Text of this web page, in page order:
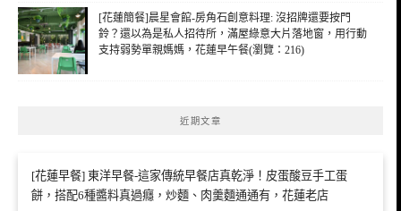
[花蓮簡餐]晨星會館-房角石創意料理: 沒招牌還要按門
鈴？還以為是私人招待所，滿屋綠意大片落地窗，用行動
支持弱勢單親媽媽，花蓮早午餐(瀏覽：216)
近期文章
[花蓮早餐] 東洋早餐-這家傳統早餐店真乾淨！皮蛋酸豆手工蛋
餅，搭配6種醬料真過癮，炒麵、肉羹麵通通有，花蓮老店